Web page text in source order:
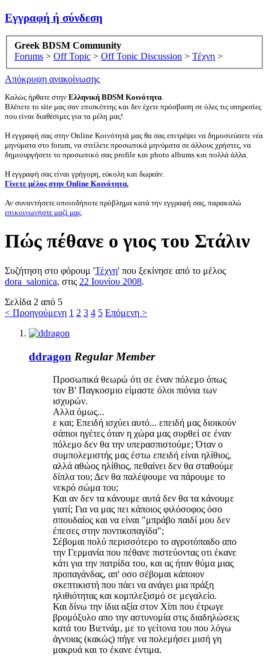
Εγγραφή ή σύνδεση
Greek BDSM Community
Forums > Off Topic > Off Topic Discussion > Τέχνη >
Απόκρυψη ανακοίνωσης
Καλώς ήρθατε στην Ελληνική BDSM Κοινότητα.
Βλέπετε το site μας σαν επισκέπτης και δεν έχετε πρόσβαση σε όλες τις υπηρεσίες
που είναι διαθέσιμες για τα μέλη μας!
Η εγγραφή σας στην Online Κοινότητά μας θα σας επιτρέψει να δημοσιεύσετε νέα
μηνύματα στο forum, να στείλετε προσωπικά μηνύματα σε άλλους χρήστες, να
δημιουργήσετε το προσωπικό σας profile και photo albums και πολλά άλλα.
Η εγγραφή σας είναι γρήγορη, εύκολη και δωρεάν.
Γίνετε μέλος στην Online Κοινότητα.
Αν συναντήσετε οποιοδήποτε πρόβλημα κατά την εγγραφή σας, παρακαλώ
επικοινωνήστε μαζί μας.
Πώς πέθανε ο γιος του Στάλιν
Συζήτηση στο φόρουμ 'Τέχνη' που ξεκίνησε από το μέλος
dora_salonica, στις 22 Ιουνίου 2008.
Σελίδα 2 από 5
< Προηγούμενη 1 2 3 4 5 Επόμενη >
ddragon Regular Member
Προσωπικά θεωρώ ότι σε έναν πόλεμο όπως
τον Β' Παγκοσμιο είμαστε όλοι πιόνια των
ισχυρών.
Αλλα όμως...
ε και; Επειδή ισχύει αυτό... επειδή μας διοικούν
σάπιοι ηγέτες όταν η χώρα μας συρθεί σε έναν
πόλεμο δεν θα την υπερασπιστούμε; Όταν ο
συμπολεμιστής μας έστω επειδή είναι ηλίθιος,
αλλά αθώος ηλίθιος, πεθαίνει δεν θα σταθούμε
δίπλα του; Δεν θα παλέψουμε να πάρουμε το
νεκρό σώμα του;
Και αν δεν τα κάνουμε αυτά δεν θα τα κάνουμε
γιατί; Για να μας πει κάποιος φιλόσοφος όσο
σπουδαίος και να είναι "μπράβο παιδί μου δεν
έπεσες στην ποντικοπαγίδα";
Σέβομαι πολύ περισσότερο το αγροτόπαιδο απο
την Γερμανία που πέθανε πιστεύοντας οτι έκανε
κάτι για την πατρίδα του, και ας ήταν θύμα μιας
προπαγάνδας, απ' οσο σέβομαι κάποιον
σκεπτικιστή που πάει να ανάγει μια πράξη
ηλιθιότητας και κομπλεξισμό σε μεγαλείο.
Και δίνω την ίδια αξία στον Χίπι που έτρωγε
βρομόξυλο απο την αστυνομία στις διαδηλώσεις
κατά του Βιετνάμ, με το γείτονα του που λόγω
άγνοιας (κακώς) πήγε να πολεμήσει μισή γη
μακρυά και το έκανε έντιμα.